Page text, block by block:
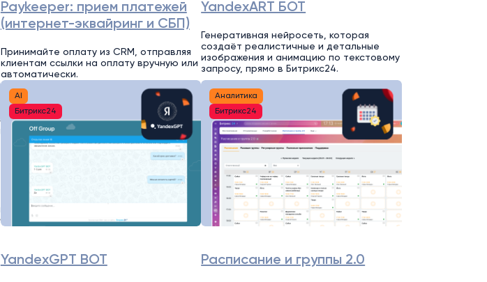
Paykeeper: прием платежей
(интернет-эквайринг и СБП)
Принимайте оплату из CRM, отправляя
клиентам ссылки на оплату вручную или
автоматически.
YandexART БОТ
Генеративная нейросеть, которая
создаёт реалистичные и детальные
изображения и анимацию по текстовому
запросу, прямо в Битрикс24.
AI
Битрикс24
YandexGPT BOT
Аналитика
Битрикс24
Расписание и группы 2.0